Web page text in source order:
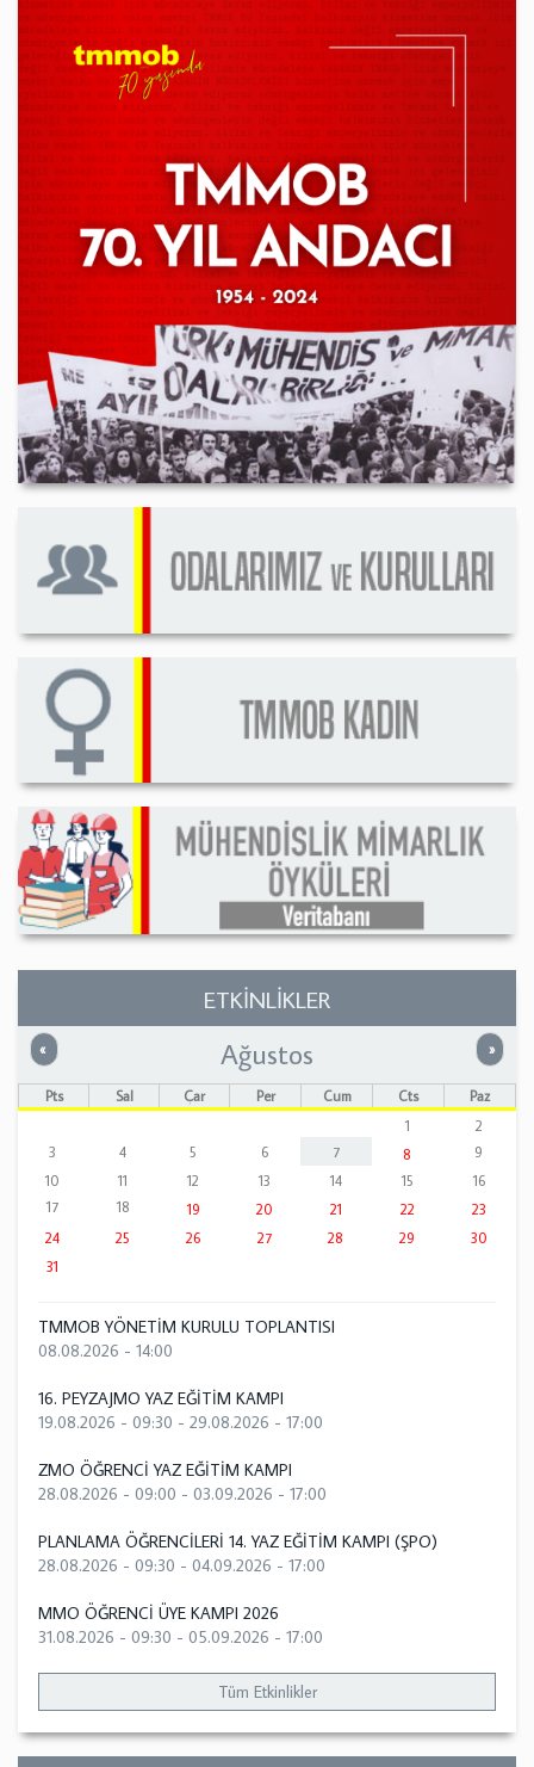
ETKİNLİKLER
« Önceki »
Ağustos
Pts Sal Çar Per Cum Cts
Paz
1
2
3
4 5 6 7 8
9
10
11 12 13 14 15
16
17
18 19 20 21 22
23
24
25 26 27 28 29
30
31
TMMOB YÖNETİM KURULU TOPLANTISI
08.08.2026 - 14:00
16. PEYZAJMO YAZ EĞİTİM KAMPI
19.08.2026 - 09:30 - 29.08.2026 - 17:00
ZMO ÖĞRENCİ YAZ EĞİTİM KAMPI
28.08.2026 - 09:00 - 03.09.2026 - 17:00
PLANLAMA ÖĞRENCİLERİ 14. YAZ EĞİTİM KAMPI (ŞPO)
28.08.2026 - 09:30 - 04.09.2026 - 17:00
MMO ÖĞRENCİ ÜYE KAMPI 2026
31.08.2026 - 09:30 - 05.09.2026 - 17:00
Tüm Etkinlikler